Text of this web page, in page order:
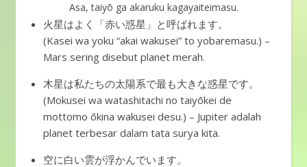
Asa, taiyō ga akaruku kagayaiteimasu.
火星はよく「赤い惑星」と呼ばれます。
(Kasei wa yoku “akai wakusei” to yobaremasu.) –
Mars sering disebut planet merah.
木星は私たちの太陽系で最も大きな惑星です。
(Mokusei wa watashitachi no taiyōkei de
mottomo ōkina wakusei desu.) – Jupiter adalah
planet terbesar dalam tata surya kita.
空に白い雲が浮かんでいます。